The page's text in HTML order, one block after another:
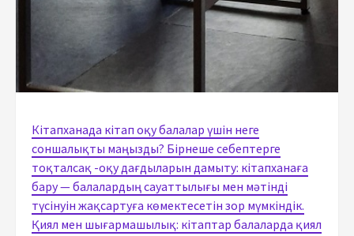
Кітапханада кітап оқу балалар үшін неге
соншалықты маңызды? Бірнеше себептерге
тоқталсақ -оқу дағдыларын дамыту: кітапханаға
бару — балалардың сауаттылығы мен мәтінді
түсінуін жақсартуға көмектесетін зор мүмкіндік.
Қиял мен шығармашылық: кітаптар балаларда қиял